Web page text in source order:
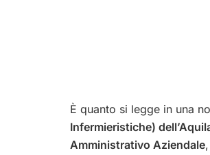
È quanto si legge in una
Infermieristiche)
Amministrativo Aziendale,